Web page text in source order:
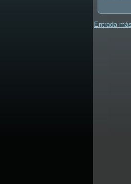
Entrada